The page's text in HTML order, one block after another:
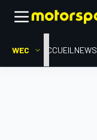
WEC ACCUEIL NEWS